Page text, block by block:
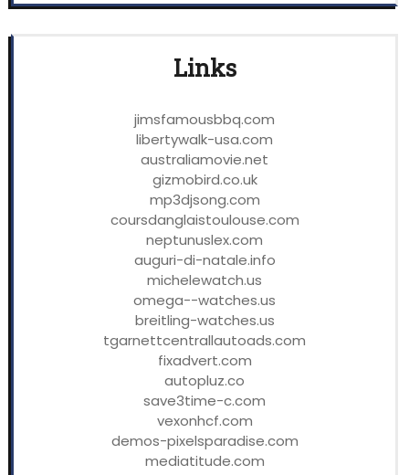
Links
jimsfamousbbq.com
libertywalk-usa.com
australiamovie.net
gizmobird.co.uk
mp3djsong.com
coursdanglaistoulouse.com
neptunuslex.com
auguri-di-natale.info
michelewatch.us
omega--watches.us
breitling-watches.us
tgarnettcentrallautoads.com
fixadvert.com
autopluz.co
save3time-c.com
vexonhcf.com
demos-pixelsparadise.com
mediatitude.com